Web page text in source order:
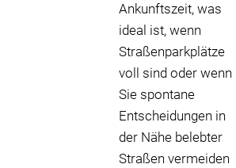
Ankunftszeit, was
ideal ist, wenn
Straßenparkplätze
voll sind oder wenn
Sie spontane
Entscheidungen in
der Nähe belebter
Straßen vermeiden